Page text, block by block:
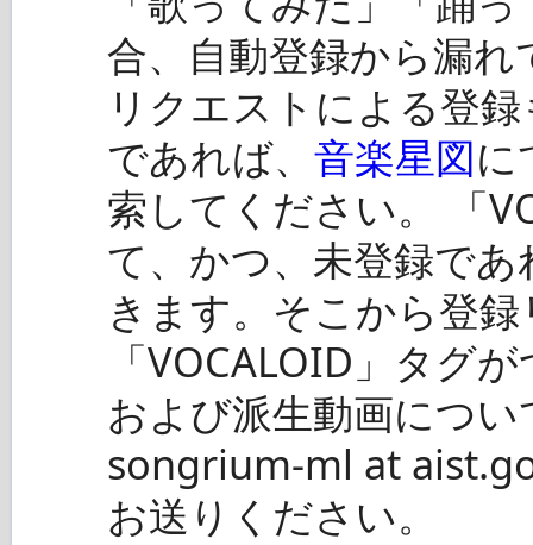
合、自動登録から漏
リクエストによる登
であれば、 音楽星図に
索してください。 「
て、かつ、未登録で
きます。そこから登
「VOCALOID」タグ
および派生動画につ
songrium-ml at
お送りください。